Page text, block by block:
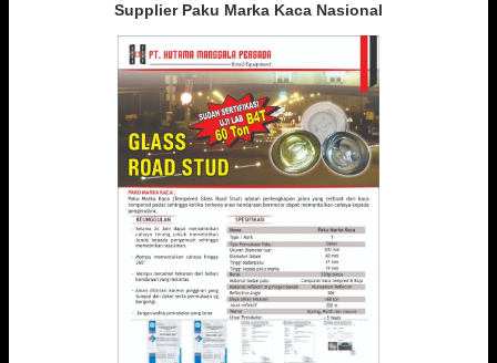
Supplier Paku Marka Kaca Nasional